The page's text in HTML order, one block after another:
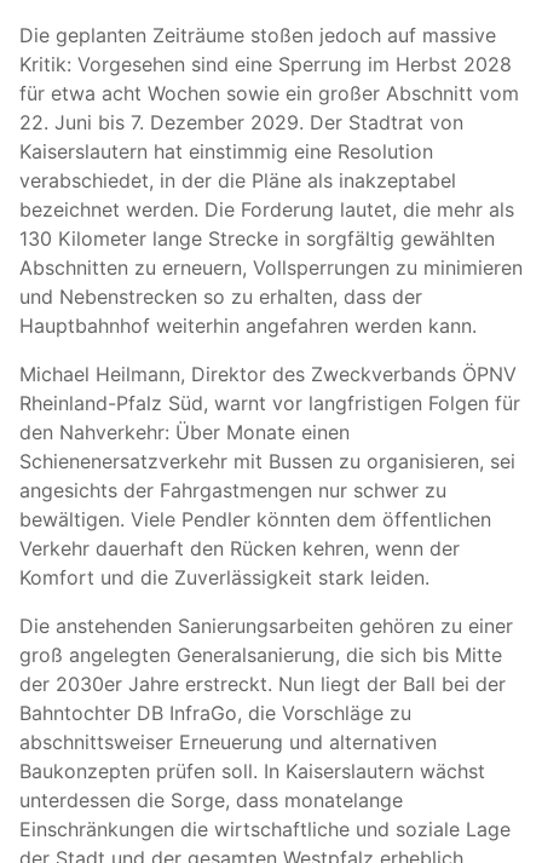
Die geplanten Zeiträume stoßen jedoch auf massive
Kritik: Vorgesehen sind eine Sperrung im Herbst 2028
für etwa acht Wochen sowie ein großer Abschnitt vom
22. Juni bis 7. Dezember 2029. Der Stadtrat von
Kaiserslautern hat einstimmig eine Resolution
verabschiedet, in der die Pläne als inakzeptabel
bezeichnet werden. Die Forderung lautet, die mehr als
130 Kilometer lange Strecke in sorgfältig gewählten
Abschnitten zu erneuern, Vollsperrungen zu minimieren
und Nebenstrecken so zu erhalten, dass der
Hauptbahnhof weiterhin angefahren werden kann.
Michael Heilmann, Direktor des Zweckverbands ÖPNV
Rheinland-Pfalz Süd, warnt vor langfristigen Folgen für
den Nahverkehr: Über Monate einen
Schienenersatzverkehr mit Bussen zu organisieren, sei
angesichts der Fahrgastmengen nur schwer zu
bewältigen. Viele Pendler könnten dem öffentlichen
Verkehr dauerhaft den Rücken kehren, wenn der
Komfort und die Zuverlässigkeit stark leiden.
Die anstehenden Sanierungsarbeiten gehören zu einer
groß angelegten Generalsanierung, die sich bis Mitte
der 2030er Jahre erstreckt. Nun liegt der Ball bei der
Bahntochter DB InfraGo, die Vorschläge zu
abschnittsweiser Erneuerung und alternativen
Baukonzepten prüfen soll. In Kaiserslautern wächst
unterdessen die Sorge, dass monatelange
Einschränkungen die wirtschaftliche und soziale Lage
der Stadt und der gesamten Westpfalz erheblich